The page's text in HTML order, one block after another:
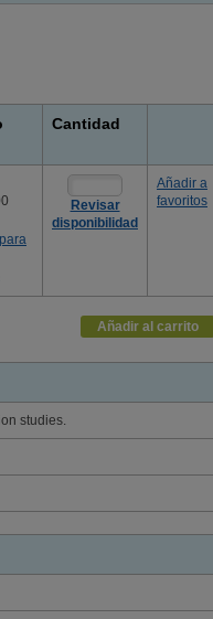
Cantidad
Revisar
disponibilidad
Añadir a
favoritos
Añadir al carrito
studies.